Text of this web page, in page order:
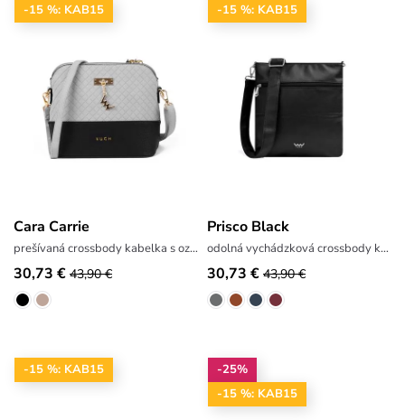
-15 %: KAB15
Cara Carrie
prešívaná crossbody kabelka s ozdobným logom
30,73 € 43,90 €
-15 %: KAB15
Prisco Black
odolná vychádzková crossbody kabelka
30,73 € 43,90 €
-15 %: KAB15
-25%
-15 %: KAB15